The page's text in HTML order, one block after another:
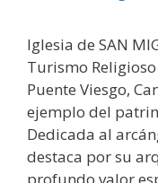
Iglesia de SAN
Turismo
Puente Viesgo,
ejemplo del
Dedicada al
destaca por su